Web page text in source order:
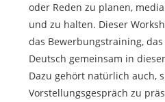
oder Reden zu planen,
und zu halten. Dieser
das Bewerbungstraining,
Deutsch gemeinsam in
Dazu gehört natürlich auch,
Vorstellungsgespräch zu